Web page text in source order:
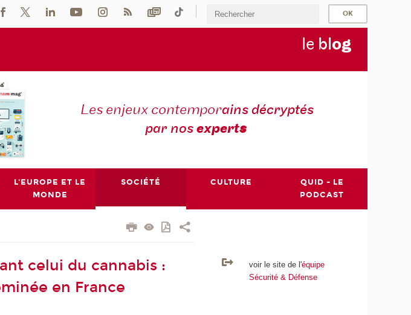
le blog
Les enjeux contemporains décryptés
par nosexperts
L'EUROPE ET LE
MONDE
SOCIÉTÉ CULTURE
QUID - LE
PODCAST
celui du cannabis :
en France
voir le site de l'équipe
Sécurité & Défense